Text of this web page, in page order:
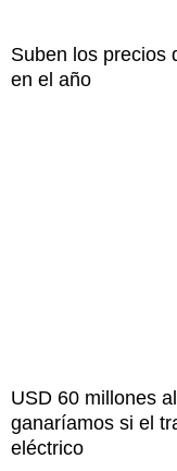
Suben los precios
en el año
USD 60 millones
ganaríamos si el
eléctrico